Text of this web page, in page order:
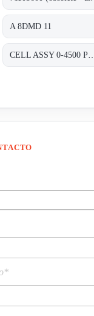
A 8DMD 11